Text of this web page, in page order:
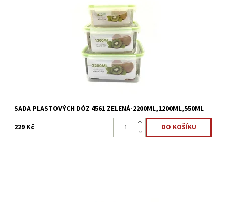
Dóza na potraviny s klip víčkem 3ks o objemu
2200ml,1200ml,550ml Vše, co chcete uchovat nebo přepravit,
zůstane v dózách pro uchování čerstvosti svěží a chutné. Slouží
Skladem >5 ks
SADA PLASTOVÝCH DÓZ 4561 ZELENÁ-2200ML,1200ML,550ML
229 Kč